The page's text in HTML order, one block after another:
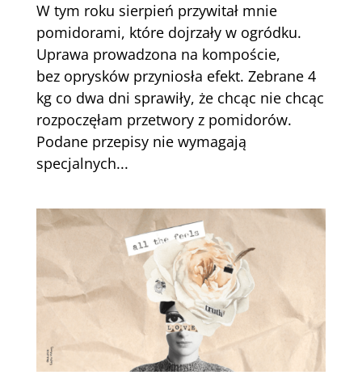
W tym roku sierpień przywitał mnie
pomidorami, które dojrzały w ogródku.
Uprawa prowadzona na kompoście,
bez oprysków przyniosła efekt. Zebrane 4
kg co dwa dni sprawiły, że chcąc nie chcąc
rozpoczęłam przetwory z pomidorów.
Podane przepisy nie wymagają
specjalnych...